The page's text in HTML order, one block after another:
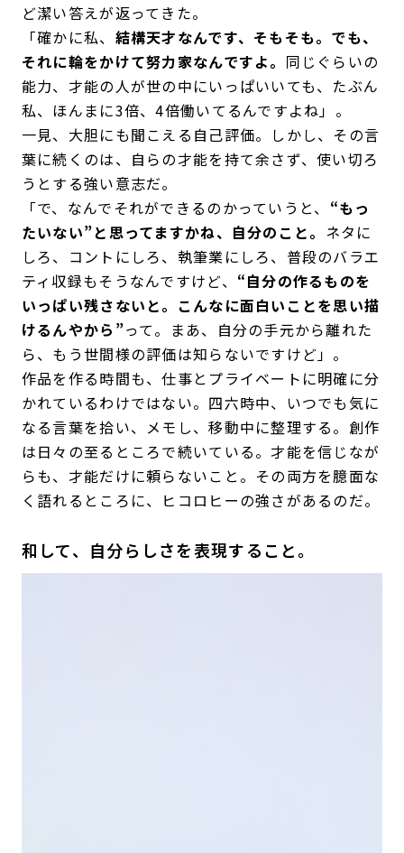
ど潔い答えが返ってきた。
「確かに私、 結構天才なんです、そもそも。でも、
それに輪をかけて努力家なんですよ。 同じぐらいの
能力、才能の人が世の中にいっぱいいても、たぶん
私、ほんまに3倍、4倍働いてるんですよね」。
一見、大胆にも聞こえる自己評価。しかし、その言
葉に続くのは、自らの才能を持て余さず、使い切ろ
うとする強い意志だ。
「で、なんでそれができるのかっていうと、 “もっ
たいない”と思ってますかね、自分のこと。 ネタに
しろ、コントにしろ、執筆業にしろ、普段のバラエ
ティ収録もそうなんですけど、 “自分の作るものを
いっぱい残さないと。こんなに面白いことを思い描
けるんやから”って。まあ、自分の手元から離れた
ら、もう世間様の評価は知らないですけど」。
作品を作る時間も、仕事とプライベートに明確に分
かれているわけではない。四六時中、いつでも気に
なる言葉を拾い、メモし、移動中に整理する。創作
は日々の至るところで続いている。才能を信じなが
らも、才能だけに頼らないこと。その両方を臆面な
く語れるところに、ヒコロヒーの強さがあるのだ。
和して、自分らしさを表現すること。